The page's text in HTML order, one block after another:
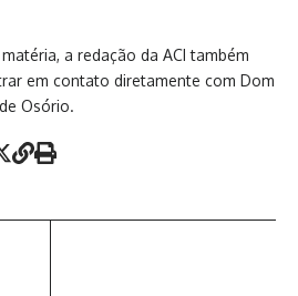
a redação da ACI também
em contato diretamente com Dom
Osório.